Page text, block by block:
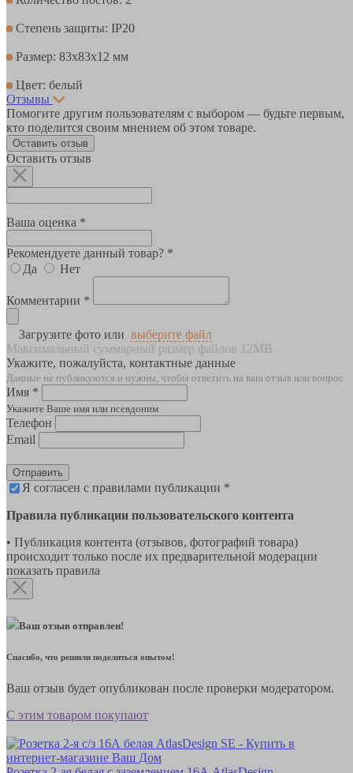
Степень защиты: IP20
Размер: 83х83х12 мм
Цвет: белый
Отзывы
Помогите другим пользователям с выбором — будьте первым,
кто поделится своим мнением об этом товаре.
Оставить отзыв
Оставить отзыв
Ваша оценка *
Рекомендуете данный товар? *
Да
Нет
Комментарии *
Загрузите фото или выберите файл
Максимальный суммарный размер файлов 12MB
Укажите, пожалуйста, контактные данные
Данные не публикуются и нужны, чтобы ответить на ваш отзыв или вопрос
Имя *
Укажите Ваше имя или псевдоним
Телефон
Email
Отправить
Я согласен с правилами публикации *
Правила публикации пользовательского контента
• Публикация контента (отзывов, фотографий товара)
происходит только после их предварительной модерации
показать правила
Ваш отзыв отправлен!
Спасибо, что решили поделиться опытом!
Ваш отзыв будет опубликован после проверки модератором.
С этим товаром покупают